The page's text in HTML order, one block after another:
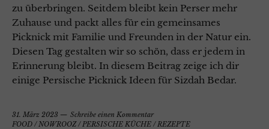
zu überbringen. Seitdem bleibt kein Perser mehr
Zuhause und packt alles für ein gemeinsames
Picknick mit Familie und Freunden in der Natur ein.
Diesen Tag gestalten wir so schön, dass er jedem in
Erinnerung bleibt. In diesem Beitrag zeige ich dir
einige Persische Picknick Ideen für Sizdah Bedar.
31. März 2023
Schreibe einen Kommentar
FOOD /NOWROOZ/PERSISCHE KÜCHE /REZEPTE